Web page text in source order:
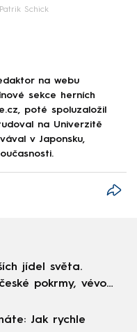
Patrik Schick
na webu
sekce herních
poté spoluzaložil
na Univerzitě
v Japonsku,
jídel světa.
pokrmy, vévodí
Jak rychle